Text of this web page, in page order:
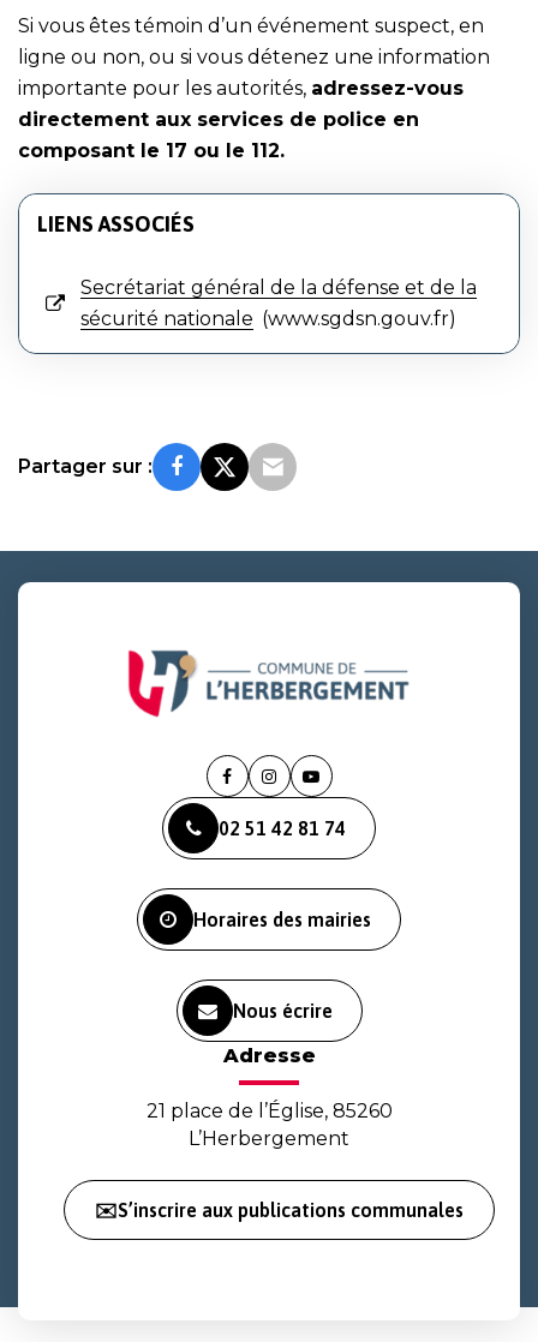
Si vous êtes témoin d’un événement suspect, en
ligne ou non, ou si vous détenez une information
importante pour les autorités, adressez-vous
directement aux services de police en
composant le 17 ou le 112.
LIENS ASSOCIÉS
Secrétariat général de la défense et de la
sécurité nationale
www.sgdsn.gouv.fr
Partager sur :
Lien
le
compte
Lien
le
compte
Lien
la
chaîne
02 51 42 81 74
Horaires des mairies
Nous écrire
Adresse
21 place de l’Église, 85260
L’Herbergement
✉️S’inscrire aux publications communales